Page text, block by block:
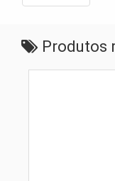
Produtos